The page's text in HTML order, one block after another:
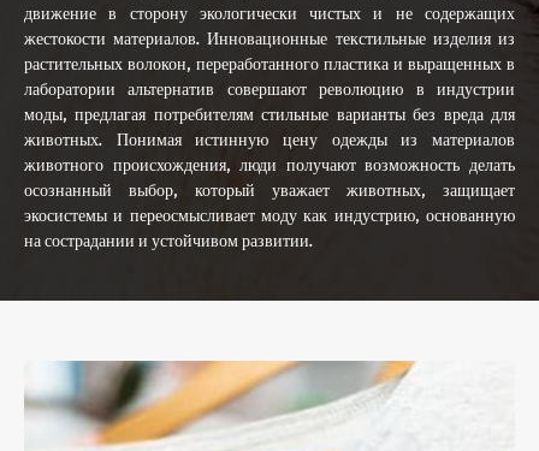
движение в сторону экологически чистых и не содержащих
жестокости материалов. Инновационные текстильные изделия из
растительных волокон, переработанного пластика и выращенных в
лаборатории альтернатив совершают революцию в индустрии
моды, предлагая потребителям стильные варианты без вреда для
животных. Понимая истинную цену одежды из материалов
животного происхождения, люди получают возможность делать
осознанный выбор, который уважает животных, защищает
экосистемы и переосмысливает моду как индустрию, основанную
на сострадании и устойчивом развитии.